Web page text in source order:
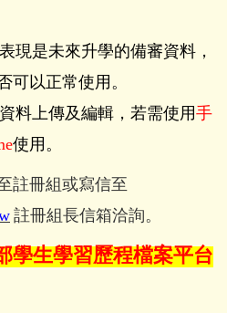
現是未來升學的備審資料，
可以正常使用。
料上傳及編輯，若需使用手
使用。
註冊組或寫信至
註冊組長信箱洽詢。
學生學習歷程檔案平台